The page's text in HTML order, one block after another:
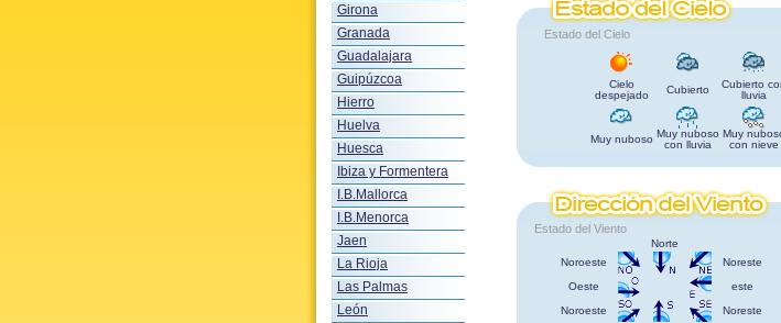
Girona
Granada
Guadalajara
Guipúzcoa
Hierro
Huelva
Huesca
Ibiza y Formentera
I.B.Mallorca
I.B.Menorca
Jaen
La Rioja
Las Palmas
León
Estado del Cielo
Cielo
despejado
Cubierto
Cubierto
lluvia
Muy nuboso Muy nuboso
con lluvia
Muy
con nieve
Estado del Viento
Norte
Noroeste
Noreste
Oeste
este
Noroeste
Noreste